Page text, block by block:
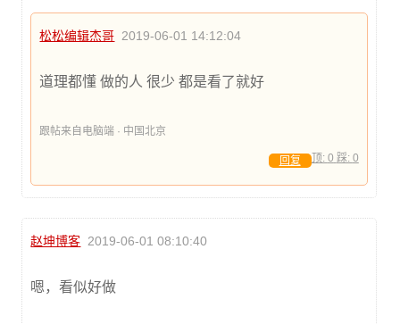
松松编辑杰哥 2019-06-01 14:12:04
道理都懂 做的人 很少 都是看了就好
跟帖来自电脑端 · 中国北京
顶: 0 踩: 0
回复
赵坤博客 2019-06-01 08:10:40
嗯，看似好做